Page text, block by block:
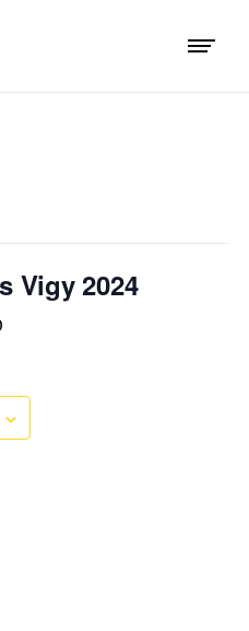
Vigy 2024